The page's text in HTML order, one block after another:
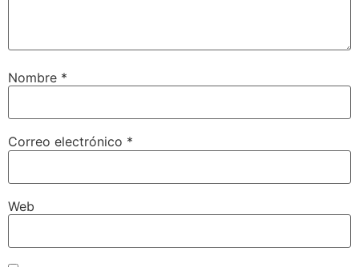
Nombre *
Correo electrónico *
Web